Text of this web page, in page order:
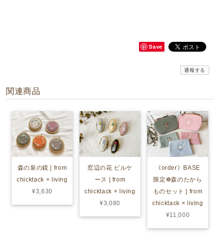
Save
通報する
関連商品
森の泉の鏡 | from
chicktack × living
¥3,630
窓辺の花 ピルケ
ース | from
chicktack × living
¥3,080
《order》BASE
限定❁森のたから
ものセット | from
chicktack × living
¥11,000